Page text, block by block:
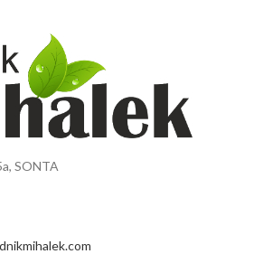
SONTA